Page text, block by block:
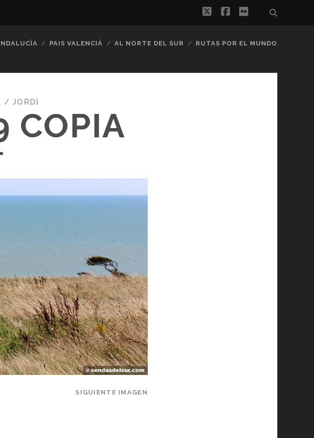
twitterfacebook
flickr
PAIS VALENCIÀ AL NORTE DEL SUR RUTAS POR EL MUNDO
/ JORDI
COPIA
SIGUIENTE IMAGEN